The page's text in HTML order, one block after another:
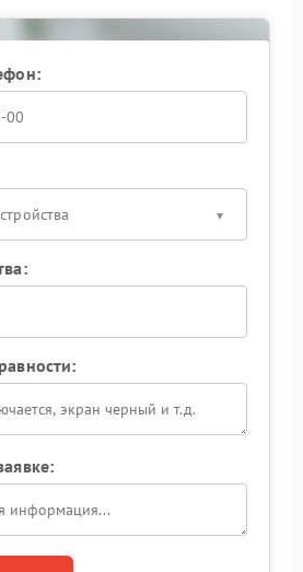
без внимания: исправный
вовремя заметить изменения в
сбои в питании
вы продлите срок службы